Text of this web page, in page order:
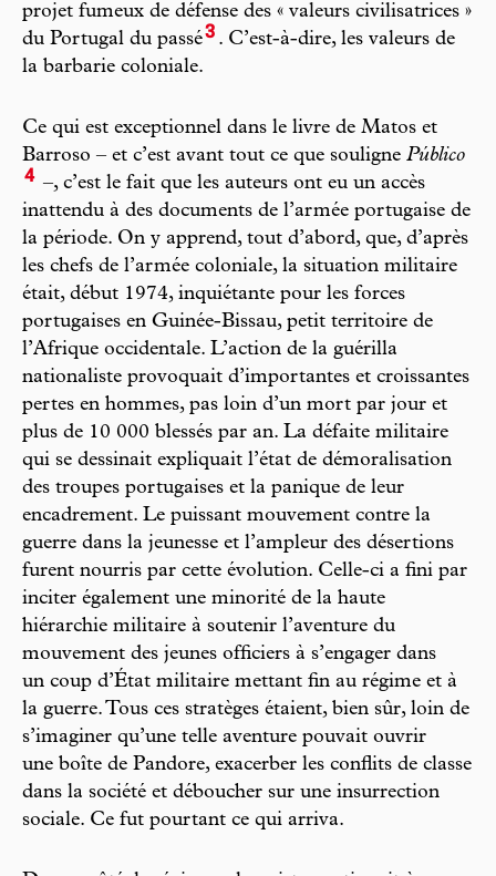
projet fumeux de défense des « valeurs civilisatrices »
du Portugal du passé3 . C’est-à-dire, les valeurs de
la barbarie coloniale.
Ce qui est exceptionnel dans le livre de Matos et
Barroso – et c’est avant tout ce que souligne Público
4 –, c’est le fait que les auteurs ont eu un accès
inattendu à des documents de l’armée portugaise de
la période. On y apprend, tout d’abord, que, d’après
les chefs de l’armée coloniale, la situation militaire
était, début 1974, inquiétante pour les forces
portugaises en Guinée-Bissau, petit territoire de
l’Afrique occidentale. L’action de la guérilla
nationaliste provoquait d’importantes et croissantes
pertes en hommes, pas loin d’un mort par jour et
plus de 10 000 blessés par an. La défaite militaire
qui se dessinait expliquait l’état de démoralisation
des troupes portugaises et la panique de leur
encadrement. Le puissant mouvement contre la
guerre dans la jeunesse et l’ampleur des désertions
furent nourris par cette évolution. Celle-ci a fini par
inciter également une minorité de la haute
hiérarchie militaire à soutenir l’aventure du
mouvement des jeunes officiers à s’engager dans
un coup d’État militaire mettant fin au régime et à
la guerre. Tous ces stratèges étaient, bien sûr, loin de
s’imaginer qu’une telle aventure pouvait ouvrir
une boîte de Pandore, exacerber les conflits de classe
dans la société et déboucher sur une insurrection
sociale. Ce fut pourtant ce qui arriva.